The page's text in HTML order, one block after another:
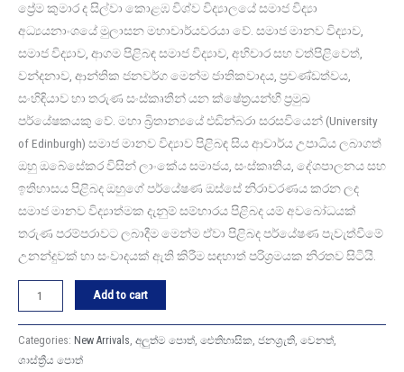
ප්‍රේම කුමාර ද සිල්වා කොළඹ විශ්ව විද්‍යාලයේ සමාජ විද්‍යා
අධ්‍යයනාංශයේ මුලාසන මහාචාර්යවරයා වේ. සමාජ මානව විද්‍යාව,
සමාජ විද්‍යාව, ආගම පිළිබඳ සමාජ විද්‍යාව, අභිචාර සහ වත්පිළිවෙත්,
වන්දනාව, ආන්තික ජනවර්ග මෙන්ම ජාතිකවාදය, ප්‍රචණ්ඩත්වය,
සංහිඳියාව හා තරුණ සංස්කෘතීන් යන ක්ෂේත්‍රයන්හී ප්‍රමුඛ
පර්යේෂකයකු වේ. මහා බ්‍රිතාන්‍යයේ එඩින්බරා සරසවියෙන් (University
of Edinburgh) සමාජ මානව විද්‍යාව පිළිබඳ සිය ආචාර්ය උපාධිය ලබාගත්
ඔහු ඔබේසේකර විසින් ලාංකේය සමාජය, සංස්කෘතිය, දේශපාලනය සහ
ඉතිහාසය පිළිබද ඔහුගේ පර්යේෂණ ඔස්සේ නිරාවරණය කරන ලද
සමාජ මානව විද්‍යාත්මක දැනුම් සම්භාරය පිළිබද යම් අවබෝධයක්
තරුණ පරම්පරාවට ලබාදීම මෙන්ම ඒවා පිළිබද පර්යේෂණ පැවැත්වීමේ
උනන්දුවක් හා සංවාදයක් ඇති කිරීම සඳහාත් පරිශ්‍රමයක නිරතව සිටියි.
Add to cart
Categories: New Arrivals අලුත්ම පොත් ඓතිහාසික ජනශ්‍රැති වෙනත්
ශාස්ත්‍රීය පොත්